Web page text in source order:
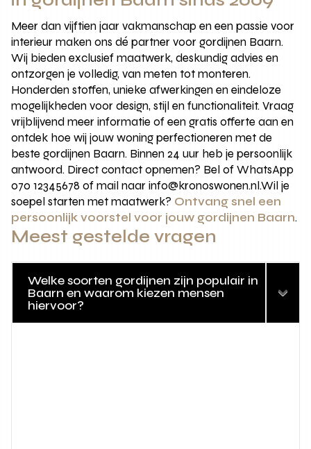
Meer dan vijftien jaar vakmanschap en een passie voor
interieur maken ons dé partner voor gordijnen Baarn.
Wij bieden exclusief maatwerk, deskundig advies en
ontzorgen je volledig, van meten tot monteren.
Honderden stoffen, unieke afwerkingen en eindeloze
mogelijkheden voor design, stijl en functionaliteit. Vraag
vrijblijvend meer informatie of een gratis offerte aan en
ontdek hoe wij jouw woning perfectioneren met de
beste gordijnen Baarn. Binnen 24 uur heb je persoonlijk
antwoord. Direct contact opnemen? Bel of WhatsApp
070 12345678 of mail naar info@kronoswonen.nl.Wil je
soepel starten met maatwerk? Ontvang snel een
persoonlijk voorstel voor jouw gordijnen Baarn.
Meest gestelde vragen
Welke soorten gordijnen zijn populair in
Baarn en waarom kiezen mensen
hiervoor?